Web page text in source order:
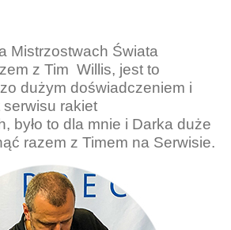
Mistrzostwach Świata
z Tim Willis, jest to
dużym doświadczeniem i
rakiet
było to dla mnie i Darka duże
razem z Timem na Serwisie.